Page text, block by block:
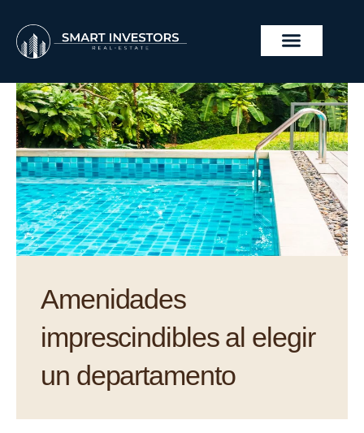
content
Amenidades
imprescindibles al elegir
un departamento